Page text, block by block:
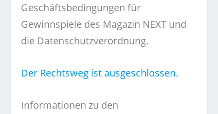
Geschäftsbedingungen für
Gewinnspiele des Magazin NEXT und
die Datenschutzverordnung.
Der Rechtsweg ist ausgeschlossen.
Informationen zu den